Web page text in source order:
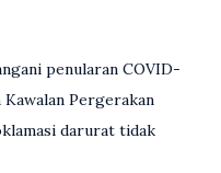
penularan COVID-
Kawalan Pergerakan
darurat tidak